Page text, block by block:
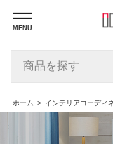
MENU
ホーム インテリアコーディ